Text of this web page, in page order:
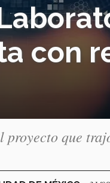
con
proyecto que